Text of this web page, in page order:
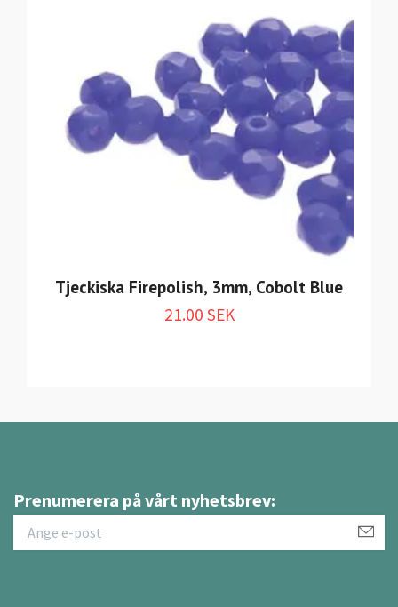
Tjeckiska Firepolish, 3mm, Cobolt Blue
21.00 SEK
Prenumerera på vårt nyhetsbrev: